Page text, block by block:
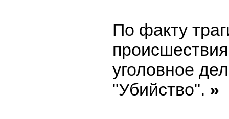
По факту
уголовное
"Убийство". »